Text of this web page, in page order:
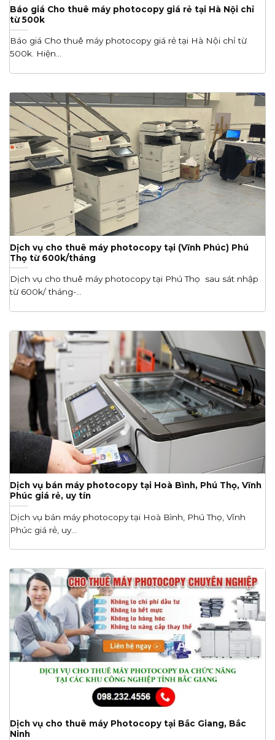
Báo giá Cho thuê máy photocopy giá rẻ tại Hà Nội chỉ
từ 500k
Báo giá Cho thuê máy photocopy giá rẻ tại Hà Nội chỉ từ
500k. Hiện...
Dịch vụ cho thuê máy photocopy tại (Vĩnh Phúc) Phú
Thọ từ 600k/tháng
Dịch vụ cho thuê máy photocopy tại Phú Thọ sau sát nhập
từ 600k/ tháng-...
Dịch vụ bán máy photocopy tại Hoà Bình, Phú Thọ, Vĩnh
Phúc giá rẻ, uy tín
Dịch vụ bán máy photocopy tại Hoà Bình, Phú Thọ, Vĩnh
Phúc giá rẻ, uy...
Dịch vụ cho thuê máy Photocopy tại Bắc Giang, Bắc
Ninh